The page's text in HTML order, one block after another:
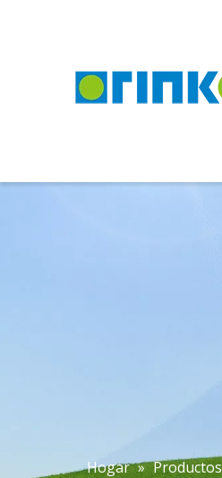
Hogar » Productos